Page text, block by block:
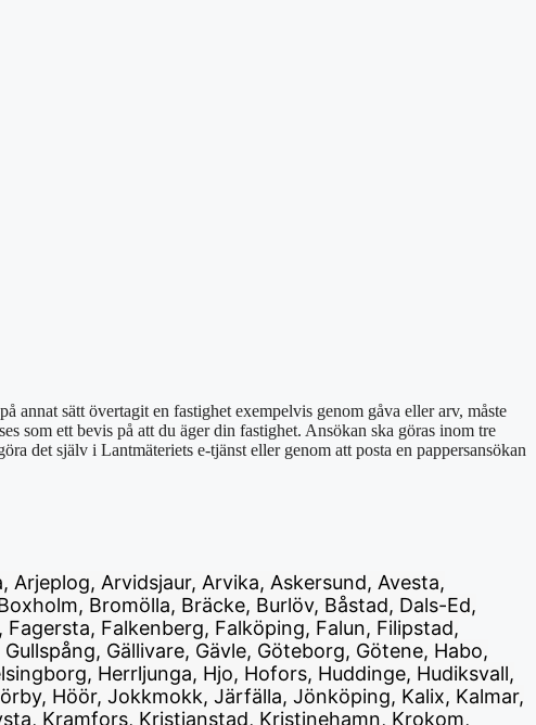
annat sätt övertagit en fastighet exempelvis genom gåva eller arv, måste
som ett bevis på att du äger din fastighet. Ansökan ska göras inom tre
det själv i Lantmäteriets e-tjänst eller genom att posta en pappersansökan
Arvidsjaur, Arvika, Askersund, Avesta,
Bromölla, Bräcke, Burlöv, Båstad, Dals-Ed,
Falkenberg, Falköping, Falun, Filipstad,
Gällivare, Gävle, Göteborg, Götene, Habo,
Herrljunga, Hjo, Hofors, Huddinge, Hudiksvall,
Höör, Jokkmokk, Järfälla, Jönköping, Kalix, Kalmar,
Kramfors, Kristianstad, Kristinehamn, Krokom,